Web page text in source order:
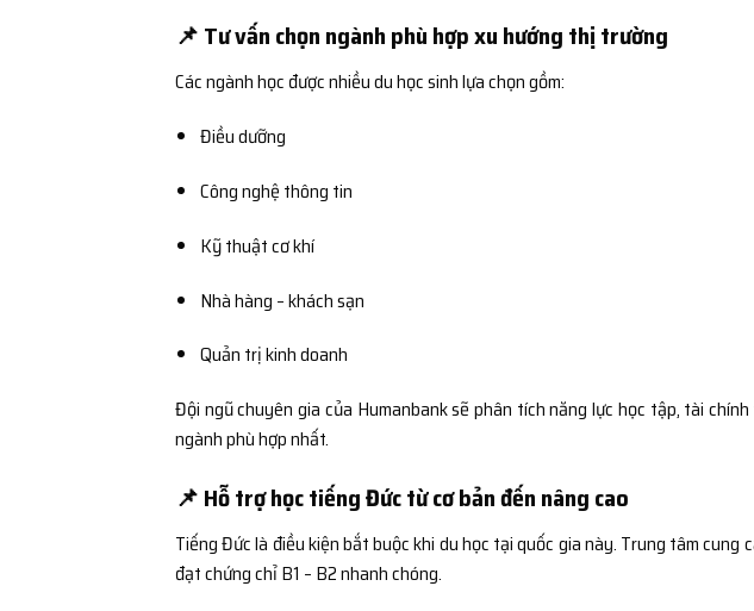
📌 Tư vấn chọn ngành phù hợp xu hướng thị trường
Các ngành học được nhiều du học sinh lựa chọn gồm:
Điều dưỡng
Công nghệ thông tin
Kỹ thuật cơ khí
Nhà hàng – khách sạn
Quản trị kinh doanh
Đội ngũ chuyên gia của Humanbank sẽ phân tích năng lực học tập, tài
ngành phù hợp nhất.
📌 Hỗ trợ học tiếng Đức từ cơ bản đến nâng cao
Tiếng Đức là điều kiện bắt buộc khi du học tại quốc gia này. Trung tâm
đạt chứng chỉ B1 – B2 nhanh chóng.